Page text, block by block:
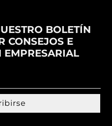
BOLETÍN
CONSEJOS E